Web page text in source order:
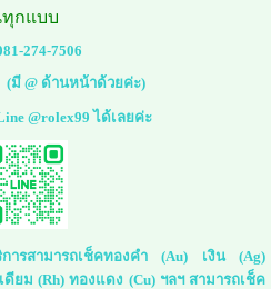
ทุกแบบ
274-7506
(มี @ ด้านหน้าด้วยค่ะ)
@rolex99 ได้เลยค่ะ
การสามารถเช็คทองคำ (Au) เงิน (Ag)
ยม (Rh) ทองแดง (Cu) ฯลฯ สามารถเช็ค